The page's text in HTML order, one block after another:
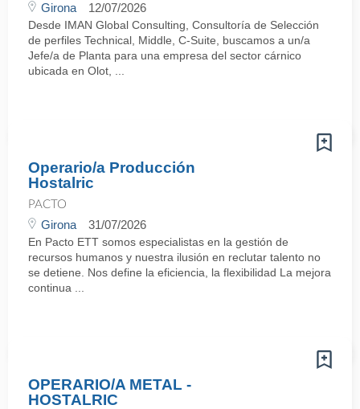
Girona 12/07/2026
Desde IMAN Global Consulting, Consultoría de Selección
de perfiles Technical, Middle, C-Suite, buscamos a un/a
Jefe/a de Planta para una empresa del sector cárnico
ubicada en Olot, ...
Operario/a Producción
Hostalric
PACTO
Girona 31/07/2026
En Pacto ETT somos especialistas en la gestión de
recursos humanos y nuestra ilusión en reclutar talento no
se detiene. Nos define la eficiencia, la flexibilidad La mejora
continua ...
OPERARIO/A METAL -
HOSTALRIC